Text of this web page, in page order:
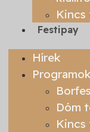
Kincs
Festipay
Hírek
Programok
Dóm
Kincs